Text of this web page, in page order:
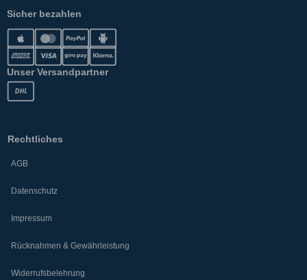
Sicher bezahlen
Unser Versandpartner
Rechtliches
AGB
Datenschutz
Impressum
Rücknahmen & Gewährleistung
Widerrufsbelehrung